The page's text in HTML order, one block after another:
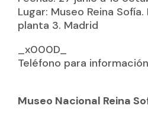
Lugar: Museo Reina
planta 3. Madrid
_x000D_
Teléfono para
Museo Nacional Reina